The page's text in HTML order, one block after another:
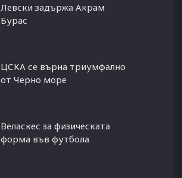
Левски задържа Акрам
Бурас
ЦСКА се върна триумфално
от Черно море
Веласкес за физическата
форма във футбола